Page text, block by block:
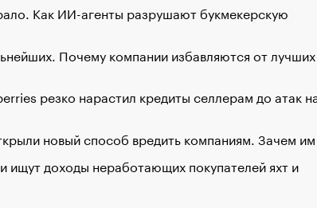
Как ИИ-агенты разрушают букмекерскую
Почему компании избавляются от лучших
резко нарастил кредиты селлерам до атак
новый способ вредить компаниям. Зачем
ищут доходы неработающих покупателей яхт и